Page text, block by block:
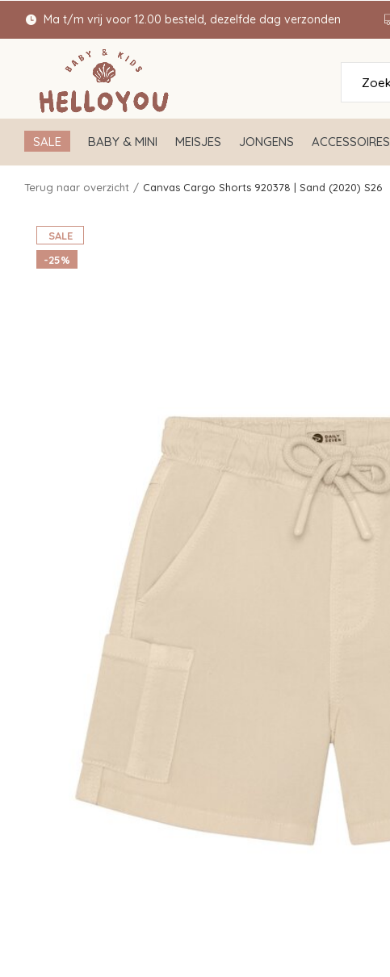
SALE BABY & MINI MEISJES JONGENS ACCESSOIRES
Ma t/m vrij voor 12.00 besteld, dezelfde dag verzonden
Terug naar overzicht Canvas Cargo Shorts 920378 | Sand (2020) S26
SALE
-25%